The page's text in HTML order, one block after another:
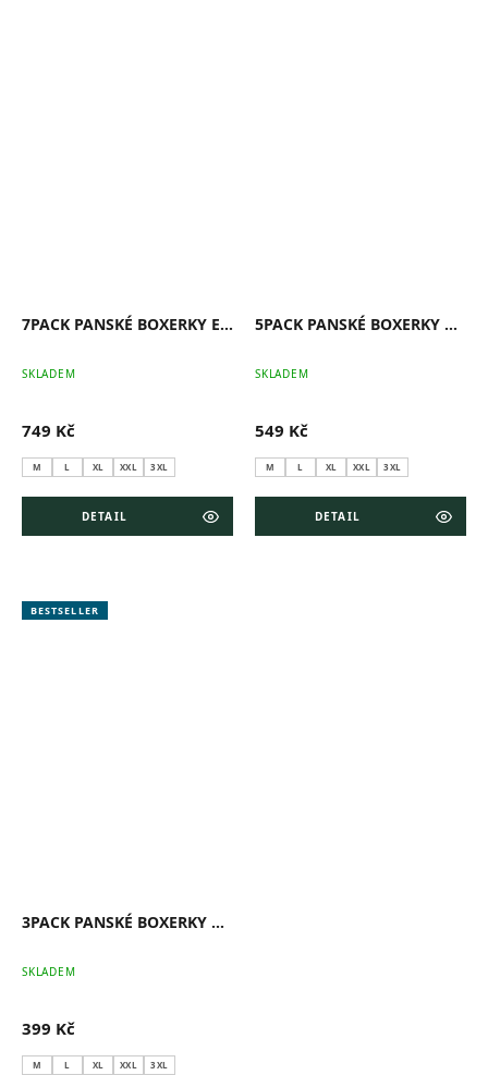
7PACK PANSKÉ BOXERKY EVERYDAY
SKLADEM
749 Kč
M L XL XXL 3XL
DETAIL
5PACK PANSKÉ BOXERKY COMFORT
SKLADEM
549 Kč
M L XL XXL 3XL
DETAIL
BESTSELLER
3PACK PANSKÉ BOXERKY COMFORT
SKLADEM
399 Kč
M L XL XXL 3XL